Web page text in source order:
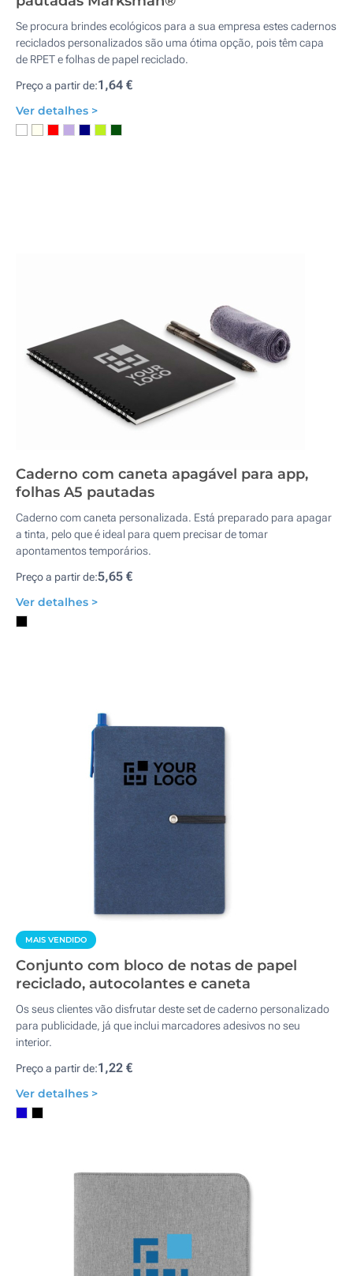
Se procura brindes ecológicos para a sua empresa estes cadernos
reciclados personalizados são uma ótima opção, pois têm capa
de RPET e folhas de papel reciclado.
Preço a partir de:1,64 €
Ver detalhes >
Caderno com caneta apagável para app,
folhas A5 pautadas
Caderno com caneta personalizada. Está preparado para apagar
a tinta, pelo que é ideal para quem precisar de tomar
apontamentos temporários.
Preço a partir de:5,65 €
Ver detalhes >
MAIS VENDIDO
Conjunto com bloco de notas de papel
reciclado, autocolantes e caneta
Os seus clientes vão disfrutar deste set de caderno personalizado
para publicidade, já que inclui marcadores adesivos no seu
interior.
Preço a partir de:1,22 €
Ver detalhes >